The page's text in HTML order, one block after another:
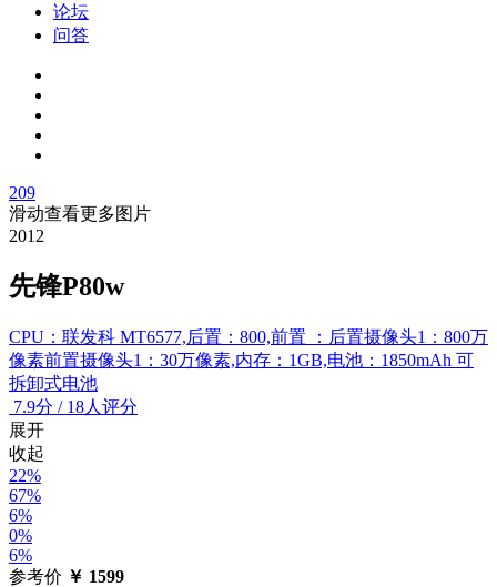
论坛
问答
209
滑动查看更多图片
2012
先锋P80w
CPU：联发科 MT6577,后置：800,前置 ：后置摄像头1：800万
像素前置摄像头1：30万像素,内存：1GB,电池：1850mAh 可
拆卸式电池
7.9分 / 18人评分
展开
收起
22%
67%
6%
0%
6%
参考价 ￥ 1599